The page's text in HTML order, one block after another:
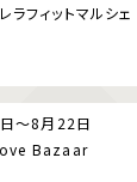
ラフィットマルシ
～8月22日
Bazaar